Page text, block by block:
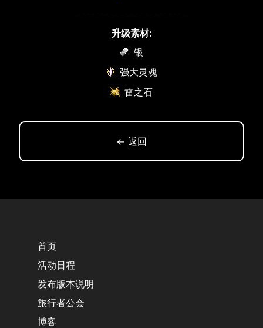
升级素材:
银
强大灵魂
雷之石
← 返回
首页
活动日程
发布版本说明
旅行者公会
博客